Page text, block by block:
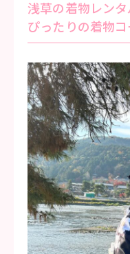
浅草の着物レン
ぴったりの着物